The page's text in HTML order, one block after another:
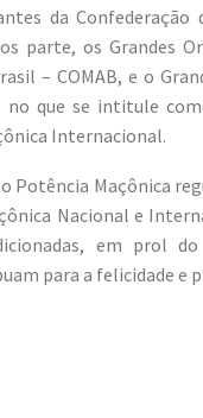
da Confederação
parte, os Grandes
– COMAB, e o
que se intitule
Internacional.
Potência Maçônica
Nacional e
em prol
para a felicidade e